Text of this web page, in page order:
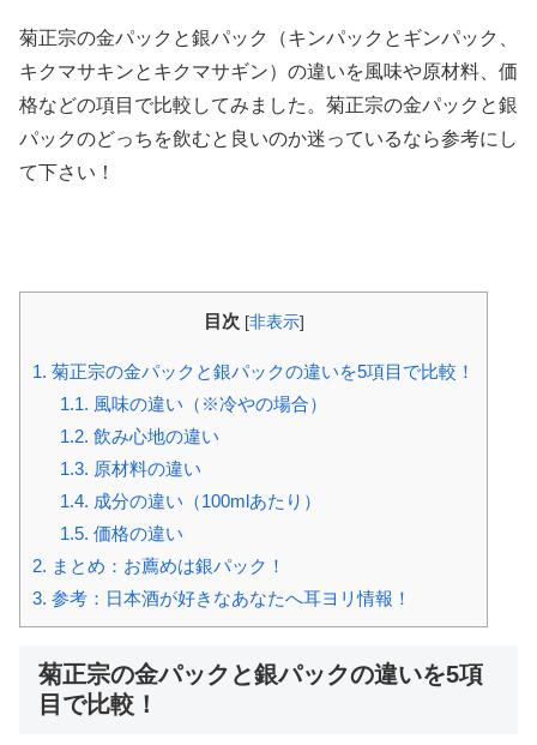
菊正宗の金パックと銀パック（キンパックとギンパック、
キクマサキンとキクマサギン）の違いを風味や原材料、価
格などの項目で比較してみました。菊正宗の金パックと銀
パックのどっちを飲むと良いのか迷っているなら参考にし
て下さい！
目次 [非表示]
1. 菊正宗の金パックと銀パックの違いを5項目で比較！
1.1. 風味の違い（※冷やの場合）
1.2. 飲み心地の違い
1.3. 原材料の違い
1.4. 成分の違い（100mlあたり）
1.5. 価格の違い
2. まとめ：お薦めは銀パック！
3. 参考：日本酒が好きなあなたへ耳ヨリ情報！
菊正宗の金パックと銀パックの違いを5項
目で比較！